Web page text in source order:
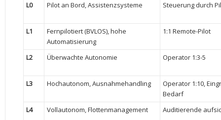
L0
Pilot an Bord, Assistenzsysteme Steuerung durch
L1
Fernpilotiert (BVLOS), hohe
Automatisierung
1:1 Remote-Pilot
L2 Überwachte ⁤Autonomie Operator 1:3-5
L3 Hochautonom, Ausnahmehandling
Operator 1:10,
Bedarf
L4
Vollautonom, Flottenmanagement Auditierende⁤